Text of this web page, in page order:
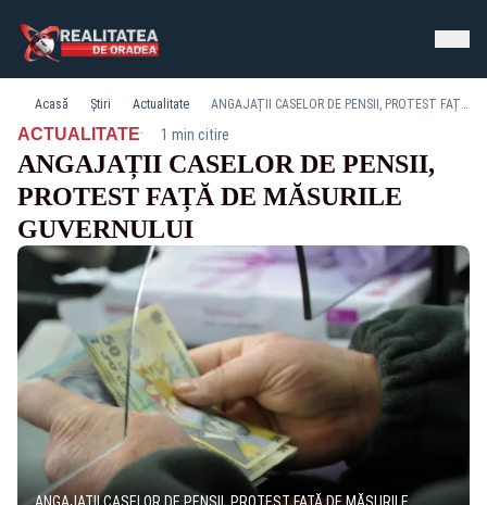
Acasă Știri Actualitate ANGAJAȚII CASELOR DE PENSII, PROTEST FAȚĂ DE MĂSURILE GUVERNULUI
ACTUALITATE· 1 min citire
ANGAJAȚII CASELOR DE PENSII,
PROTEST FAȚĂ DE MĂSURILE
GUVERNULUI
ANGAJAȚII CASELOR DE PENSII, PROTEST FAȚĂ DE MĂSURILE